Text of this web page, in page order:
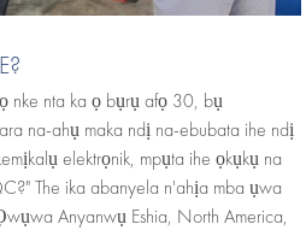
nke nta ka ọ bụrụ afọ 30, bụ
na-ahụ maka ndị na-ebubata ihe ndị
elektrọnik, mpụta ihe ọkụkụ na
The ika abanyela n'ahịa mba ụwa
Anyanwụ Eshia, North America,